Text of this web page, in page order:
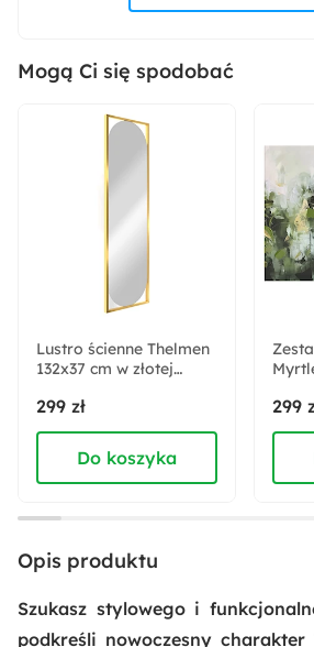
Okrągły
Materiał:
Pomieszczenie:
Jadalnia
Sposób montażu:
Wiszący
Akcja specjalna:
Nowość
Cechy szczególne - dodatki:
Cichy mechanizm
Montaż:
Mogą Ci się spodobać
Lustro ścienne Thelmen
132x37 cm w złotej
299 zł
Do koszyka
299
Opis produktu
Szukasz stylowego i
podkreśli nowoczesny charakter